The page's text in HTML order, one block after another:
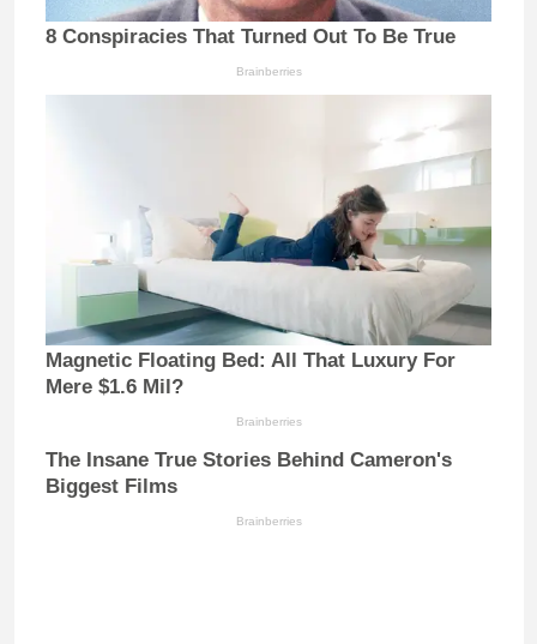
8 Conspiracies That Turned Out To Be True
Brainberries
Magnetic Floating Bed: All That Luxury For
Mere $1.6 Mil?
Brainberries
The Insane True Stories Behind Cameron's
Biggest Films
Brainberries